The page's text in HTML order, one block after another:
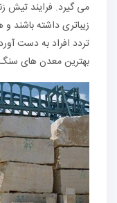
می گیرد. فرایند تیش
زیباتری داشته باشند
تردد افراد به دست
بهترین معدن های